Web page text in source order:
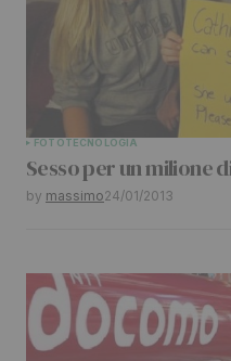
FOTOTECNOLOGIA
Sesso per un milione
by massimo24/01/2013